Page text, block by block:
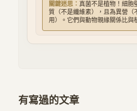
關鍵迷思： 真菌不是植物！細胞
質（不是纖維素），且為異營（
用）。它們與動物親緣關係比與
有寫過的文章